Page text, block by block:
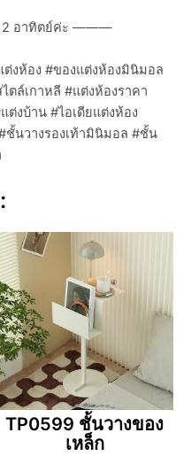
2 อาทิตย์ค่ะ ———
งห้อง #ของแต่งห้องมินิมอล
ตล์เกาหลี #แต่งห้องราคา
งบ้าน #ไอเดียแต่งห้อง
ชั้นวางรองเท้ามินิมอล #ชั้น
TP0599 ชั้นวางของ
เหล็ก